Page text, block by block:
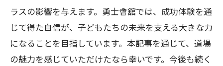
ラスの影響を与えます。勇士會舘では、成功体験を通
じて得た自信が、子どもたちの未来を支える大きな力
になることを目指しています。本記事を通じて、道場
の魅力を感じていただけたなら幸いです。今後も続く